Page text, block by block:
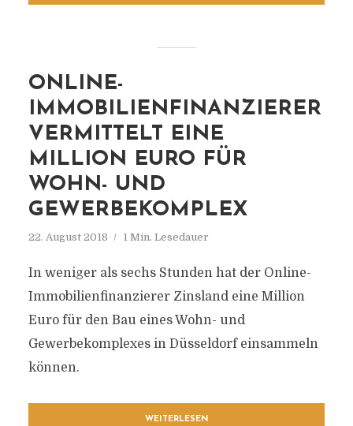
ONLINE-
IMMOBILIENFINANZIERER
VERMITTELT EINE
MILLION EURO FÜR
WOHN- UND
GEWERBEKOMPLEX
22. August 2018 1 Min. Lesedauer
In weniger als sechs Stunden hat der Online-
Immobilienfinanzierer Zinsland eine Million
Euro für den Bau eines Wohn- und
Gewerbekomplexes in Düsseldorf einsammeln
können.
WEITERLESEN